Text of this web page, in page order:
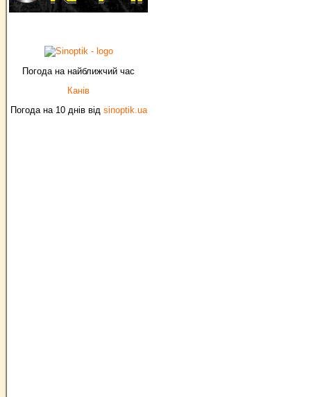
Погода на найближчий час
Канів
Погода на 10 днів від sinoptik.ua